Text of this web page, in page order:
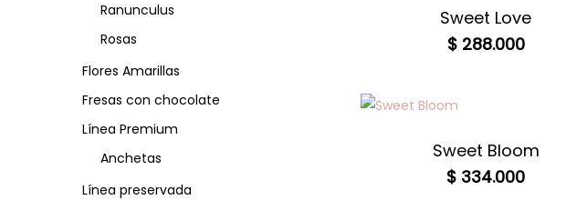
Ranunculus
Rosas
Flores Amarillas
Fresas con chocolate
Línea Premium
Anchetas
Línea preservada
Sweet Love
$288.000
Sweet Bloom
$ 334.000